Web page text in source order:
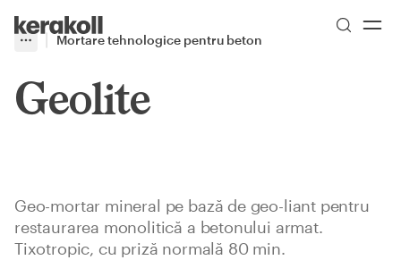
Go to Homepage
More
Toggle menu
Mortare tehnologice pentru beton
Geolite
Geo-mortar mineral pe bază de geo-liant pentru
restaurarea monolitică a betonului armat.
Tixotropic, cu priză normală 80 min.